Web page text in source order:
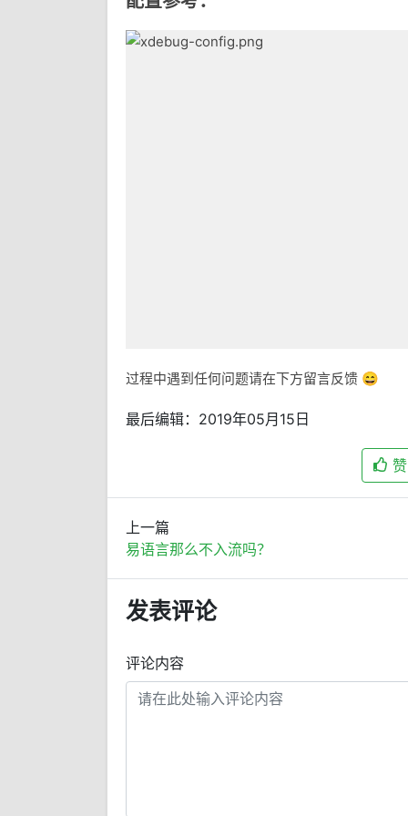
过程中遇到任何问题请在下方留言反馈 😄
最后编辑：2019年05月15日
赞
上一篇
易语言那么不入流吗？
发表评论
评论内容